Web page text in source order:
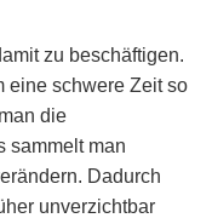
zu beschäftigen.
eine schwere Zeit so
die
sammelt man
Dadurch
unverzichtbar